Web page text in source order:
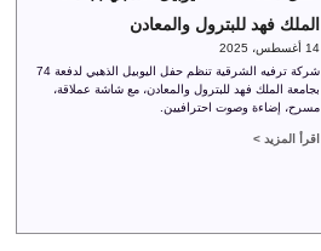
الملك فهد للبترول والمعادن
14 أغسطس، 2025
شركة ترفيه الشرقية تنظم حفل اليوبيل الذهبي لدفعة 74
بجامعة الملك فهد للبترول والمعادن، مع شاشة عملاقة،
مسرح، إضاءة وصوت احترافيين.
اقرأ المزيد >